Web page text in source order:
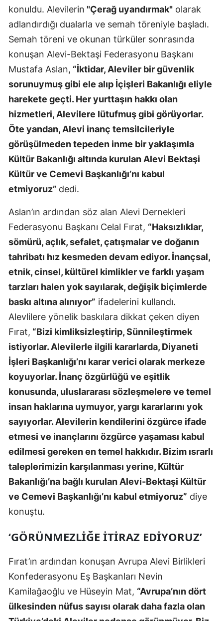
konuldu. Alevilerin "Çerağ uyandırmak" olarak
adlandırdığı dualarla ve semah töreniyle başladı.
Semah töreni ve okunan türküler sonrasında
konuşan Alevi-Bektaşi Federasyonu Başkanı
Mustafa Aslan, “İktidar, Aleviler bir güvenlik
sorunuymuş gibi ele alıp İçişleri Bakanlığı eliyle
harekete geçti. Her yurttaşın hakkı olan
hizmetleri, Alevilere lütufmuş gibi görüyorlar.
Öte yandan, Alevi inanç temsilcileriyle
görüşülmeden tepeden inme bir yaklaşımla
Kültür Bakanlığı altında kurulan Alevi Bektaşi
Kültür ve Cemevi Başkanlığı’nı kabul
etmiyoruz” dedi.
Aslan’ın ardından söz alan Alevi Dernekleri
Federasyonu Başkanı Celal Fırat, “Haksızlıklar,
sömürü, açlık, sefalet, çatışmalar ve doğanın
tahribatı hız kesmeden devam ediyor. İnançsal,
etnik, cinsel, kültürel kimlikler ve farklı yaşam
tarzları halen yok sayılarak, değişik biçimlerde
baskı altına alınıyor” ifadelerini kullandı.
Alevlilere yönelik baskılara dikkat çeken diyen
Fırat, “Bizi kimliksizleştirip, Sünnileştirmek
istiyorlar. Alevilerle ilgili kararlarda, Diyaneti
İşleri Başkanlığı’nı karar verici olarak merkeze
koyuyorlar. İnanç özgürlüğü ve eşitlik
konusunda, uluslararası sözleşmelere ve temel
insan haklarına uymuyor, yargı kararlarını yok
sayıyorlar. Alevilerin kendilerini özgürce ifade
etmesi ve inançlarını özgürce yaşaması kabul
edilmesi gereken en temel hakkıdır. Bizim ısrarlı
taleplerimizin karşılanması yerine, Kültür
Bakanlığı’na bağlı kurulan Alevi-Bektaşi Kültür
ve Cemevi Başkanlığı’nı kabul etmiyoruz” diye
konuştu.
‘GÖRÜNMEZLİĞE İTİRAZ EDİYORUZ’
Fırat’ın ardından konuşan Avrupa Alevi Birlikleri
Konfederasyonu Eş Başkanları Nevin
Kamilağaoğlu ve Hüseyin Mat, “Avrupa’nın dört
ülkesinden nüfus sayısı olarak daha fazla olan